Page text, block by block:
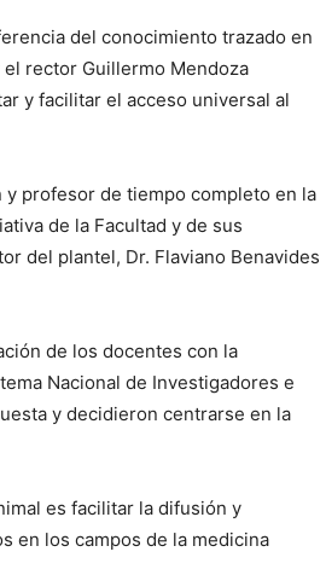
del conocimiento trazado en
rector Guillermo Mendoza
y facilitar el acceso universal al
y profesor de tiempo completo en la
de la Facultad y de sus
del plantel, Dr. Flaviano Benavides
de los docentes con la
Nacional de Investigadores e
y decidieron centrarse en la
es facilitar la difusión y
en los campos de la medicina